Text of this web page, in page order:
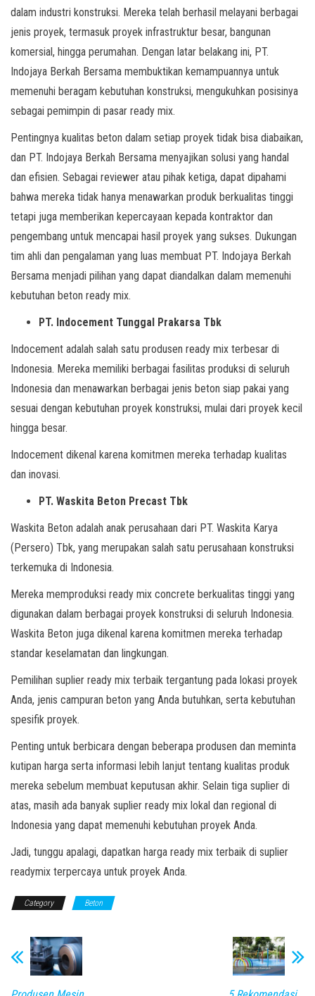
dalam industri konstruksi. Mereka telah berhasil melayani berbagai
jenis proyek, termasuk proyek infrastruktur besar, bangunan
komersial, hingga perumahan. Dengan latar belakang ini, PT.
Indojaya Berkah Bersama membuktikan kemampuannya untuk
memenuhi beragam kebutuhan konstruksi, mengukuhkan posisinya
sebagai pemimpin di pasar ready mix.
Pentingnya kualitas beton dalam setiap proyek tidak bisa diabaikan,
dan PT. Indojaya Berkah Bersama menyajikan solusi yang handal
dan efisien. Sebagai reviewer atau pihak ketiga, dapat dipahami
bahwa mereka tidak hanya menawarkan produk berkualitas tinggi
tetapi juga memberikan kepercayaan kepada kontraktor dan
pengembang untuk mencapai hasil proyek yang sukses. Dukungan
tim ahli dan pengalaman yang luas membuat PT. Indojaya Berkah
Bersama menjadi pilihan yang dapat diandalkan dalam memenuhi
kebutuhan beton ready mix.
PT. Indocement Tunggal Prakarsa Tbk
Indocement adalah salah satu produsen ready mix terbesar di
Indonesia. Mereka memiliki berbagai fasilitas produksi di seluruh
Indonesia dan menawarkan berbagai jenis beton siap pakai yang
sesuai dengan kebutuhan proyek konstruksi, mulai dari proyek kecil
hingga besar.
Indocement dikenal karena komitmen mereka terhadap kualitas
dan inovasi.
PT. Waskita Beton Precast Tbk
Waskita Beton adalah anak perusahaan dari PT. Waskita Karya
(Persero) Tbk, yang merupakan salah satu perusahaan konstruksi
terkemuka di Indonesia.
Mereka memproduksi ready mix concrete berkualitas tinggi yang
digunakan dalam berbagai proyek konstruksi di seluruh Indonesia.
Waskita Beton juga dikenal karena komitmen mereka terhadap
standar keselamatan dan lingkungan.
Pemilihan suplier ready mix terbaik tergantung pada lokasi proyek
Anda, jenis campuran beton yang Anda butuhkan, serta kebutuhan
spesifik proyek.
Penting untuk berbicara dengan beberapa produsen dan meminta
kutipan harga serta informasi lebih lanjut tentang kualitas produk
mereka sebelum membuat keputusan akhir. Selain tiga suplier di
atas, masih ada banyak suplier ready mix lokal dan regional di
Indonesia yang dapat memenuhi kebutuhan proyek Anda.
Jadi, tunggu apalagi, dapatkan harga ready mix terbaik di suplier
readymix terpercaya untuk proyek Anda.
Category Beton